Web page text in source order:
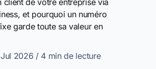
et pourquoi un numéro
garde toute sa valeur en
2026 / 4 min de lecture